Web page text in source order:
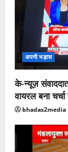
अपनी भड़ास
के-न्यूज़
वायरल बना
bhadas2media